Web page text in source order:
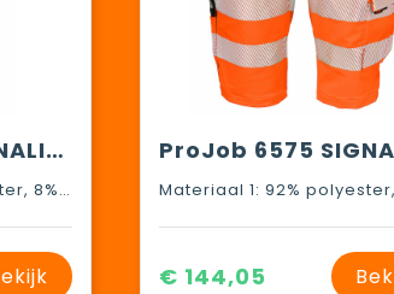
ProJob 6577 SIGNALISATIE PIRATENBROEK EN ISO 20471 KLASSE 2/1
Materiaal 1: 92% polyester, 8% spandex Materiaal 2: 80% polyester, 20% katoen Materiaal 3: 100% polyamide Reinforcements: 100% polyamide, Cordura®
€ 144,05